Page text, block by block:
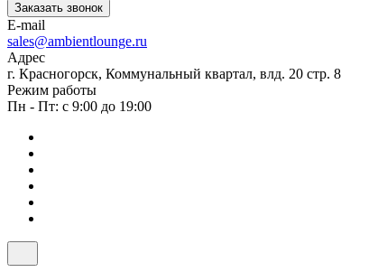
Заказать звонок
E-mail
sales@ambientlounge.ru
Адрес
г. Красногорск, Коммунальный квартал, влд. 20 стр. 8
Режим работы
Пн - Пт: с 9:00 до 19:00